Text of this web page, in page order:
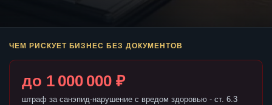
ЧЕМ РИСКУЕТ БИЗНЕС БЕЗ ДОКУМЕНТОВ
до 1 000 000 ₽
штраф за санэпид-нарушение с вредом здоровью - ст. 6.3